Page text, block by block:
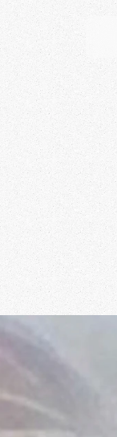
s er c u ri o